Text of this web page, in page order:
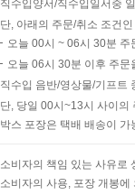
직수입양서/직수입일서중
단, 아래의 주문/취소 조건
오늘 00시 ~ 06시 30분
오늘 06시 30분 이후 주
직수입 음반/영상물/기프트
단, 당일 00시~13시 사이의
박스 포장은 택배 배송이
소비자의 책임 있는 사유로
소비자의 사용, 포장 개봉